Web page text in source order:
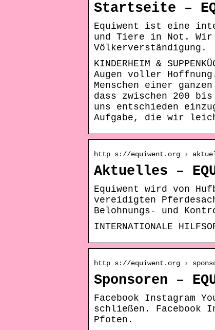
Startseite –
Equiwent ist eine
und Tiere in Not.
Völkerverständigung.
KINDERHEIM &
Augen voller
Menschen einer
dass zwischen 200 bis
uns entschieden
Aufgabe, die wir
http s://equiwent.org ›
Aktuelles –
Equiwent wird von
vereidigten
Belohnungs- und
INTERNATIONALE
http s://equiwent.org ›
Sponsoren –
Facebook Instagram
schließen. Facebook
Pfoten.